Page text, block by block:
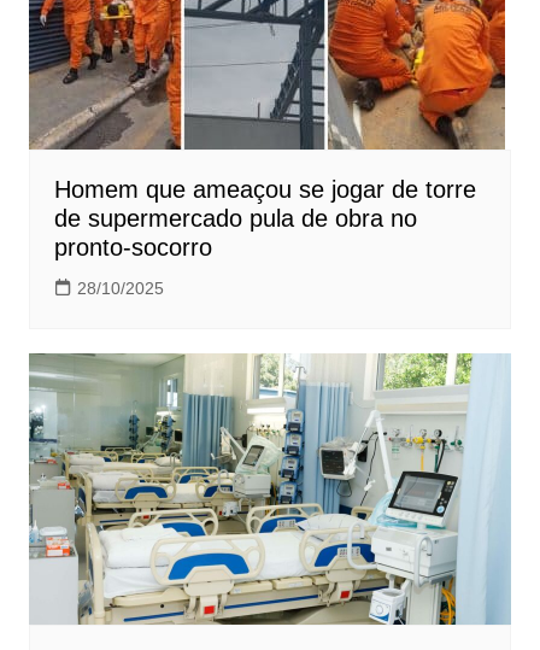
Homem que ameaçou se jogar de torre
de supermercado pula de obra no
pronto-socorro
28/10/2025